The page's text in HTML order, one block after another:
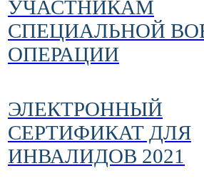
УЧАСТНИКАМ
СПЕЦИАЛЬНОЙ
ОПЕРАЦИИ
ЭЛЕКТРОННЫЙ
СЕРТИФИКАТ ДЛЯ
ИНВАЛИДОВ 2021